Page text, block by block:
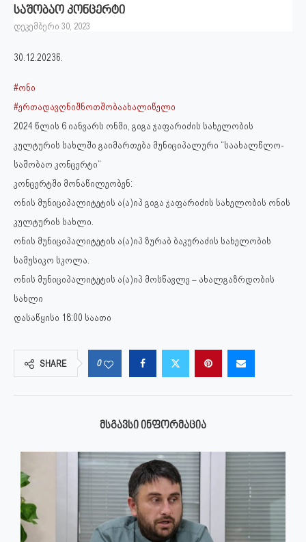
საშობაო კონცერტი
დეკემბერი 30, 2023
30.12.2023წ.
#ონი
#ერთადავღნიშნოთშობაახალიწელი
2024 წლის 6 იანვარს ონში, გიგა ჯაფარიძის სახელობის
კულტურის სახლში გაიმართება მუნიციპალური “საახალწლო-
საშობაო კონცერტი“
კონცერტში მონაწილეობენ:
ონის მუნიციპალიტეტის ა(ა)იპ გიგა ჯაფარიძის სახელობის ონის
კულტურის სახლი.
ონის მუნიციპალიტეტის ა(ა)იპ ზურაბ ბაკურაძის სახელობის
სამუსიკო სკოლა.
ონის მუნიციპალიტეტის ა(ა)იპ მოსწავლე – ახალგაზრდობის
სახლი
დასაწყისი 18:00 საათი
SHARE 0
ᲛᲡᲒᲐᲕᲡᲘ ᲘᲜᲤᲝᲠᲛᲐᲪᲘᲐ